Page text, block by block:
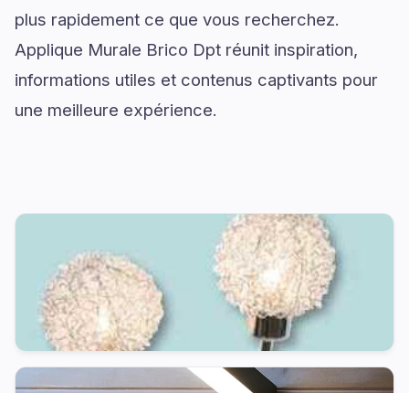
plus rapidement ce que vous recherchez.
Applique Murale Brico Dpt réunit inspiration,
informations utiles et contenus captivants pour
une meilleure expérience.